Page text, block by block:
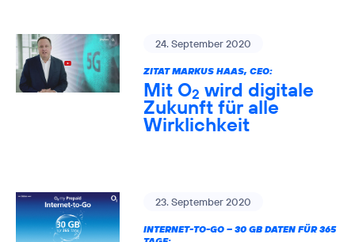
24. September 2020
ZITAT MARKUS HAAS, CEO:
Mit O2 wird digitale
Zukunft für alle
Wirklichkeit
23. September 2020
INTERNET-TO-GO – 30 GB DATEN FÜR 365